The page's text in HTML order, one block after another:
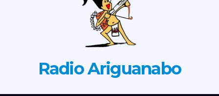
Radio Ariguanabo